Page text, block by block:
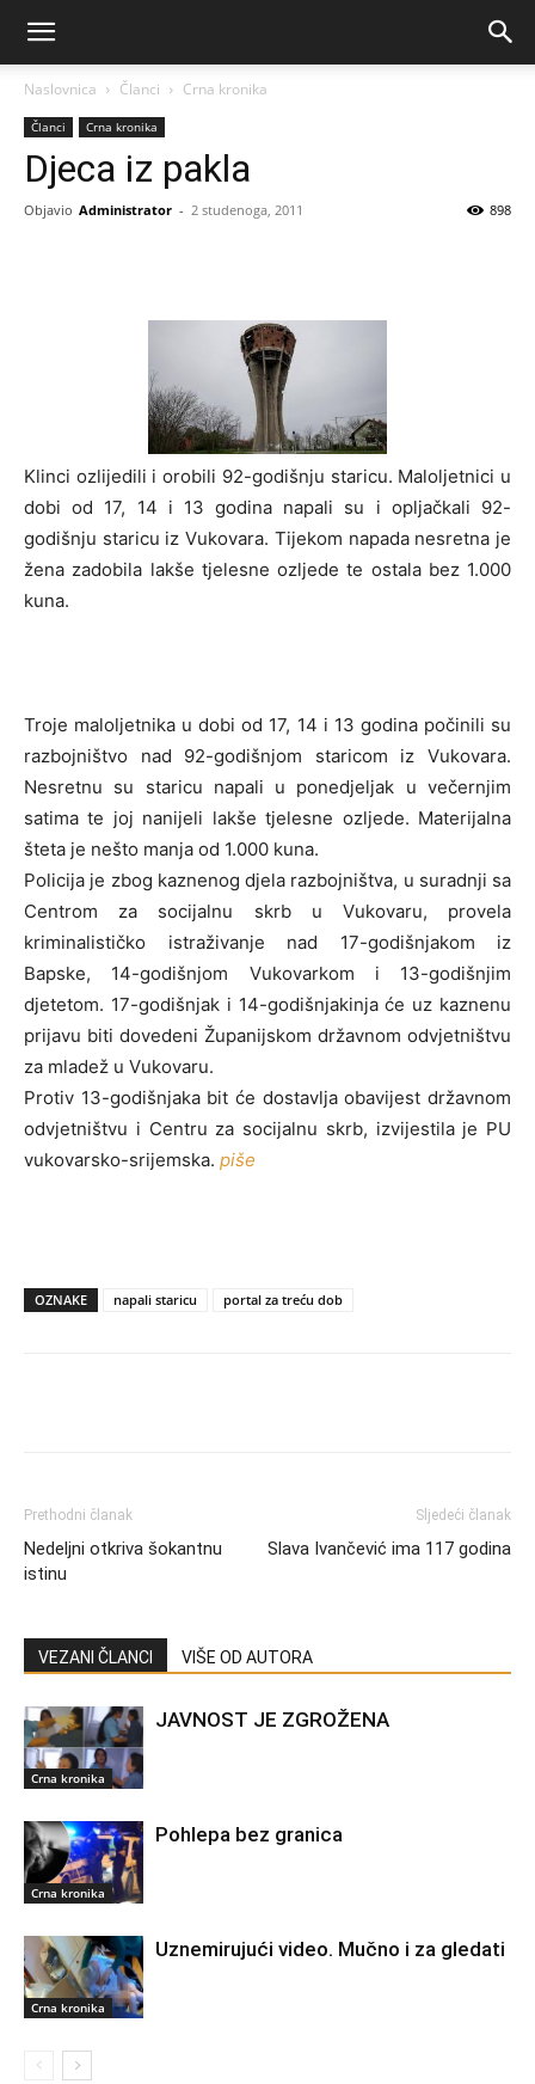
Naslovnica Članci Crna kronika
Članci Crna kronika
Djeca iz pakla
Objavio Administrator - 2 studenoga, 2011 898
Klinci ozlijedili i orobili 92-godišnju staricu. Maloljetnici u
dobi od 17, 14 i 13 godina napali su i opljačkali 92-
godišnju staricu iz Vukovara. Tijekom napada nesretna je
žena zadobila lakše tjelesne ozljede te ostala bez 1.000
kuna.
Troje maloljetnika u dobi od 17, 14 i 13 godina počinili su
razbojništvo nad 92-godišnjom staricom iz Vukovara.
Nesretnu su staricu napali u ponedjeljak u večernjim
satima te joj nanijeli lakše tjelesne ozljede. Materijalna
šteta je nešto manja od 1.000 kuna.
Policija je zbog kaznenog djela razbojništva, u suradnji sa
Centrom za socijalnu skrb u Vukovaru, provela
kriminalističko istraživanje nad 17-godišnjakom iz
Bapske, 14-godišnjom Vukovarkom i 13-godišnjim
djetetom. 17-godišnjak i 14-godišnjakinja će uz kaznenu
prijavu biti dovedeni Županijskom državnom odvjetništvu
za mladež u Vukovaru.
Protiv 13-godišnjaka bit će dostavlja obavijest državnom
odvjetništvu i Centru za socijalnu skrb, izvijestila je PU
vukovarsko-srijemska. piše
OZNAKE napali staricu portal za treću dob
Prethodni članak
Nedeljni otkriva šokantnu
istinu
Sljedeći članak
Slava Ivančević ima 117 godina
VEZANI ČLANCI VIŠE OD AUTORA
Crna kronika
JAVNOST JE ZGROŽENA
Crna kronika
Pohlepa bez granica
Crna kronika
Uznemirujući video. Mučno i za gledati